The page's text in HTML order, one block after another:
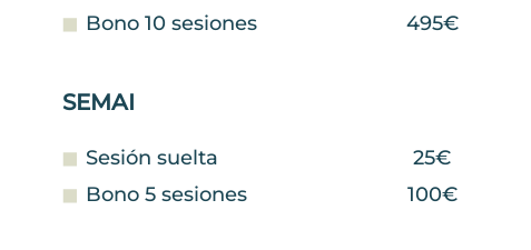
Bono 10 sesiones
495€
SEMAI
Sesión suelta
25€
Bono 5 sesiones
100€